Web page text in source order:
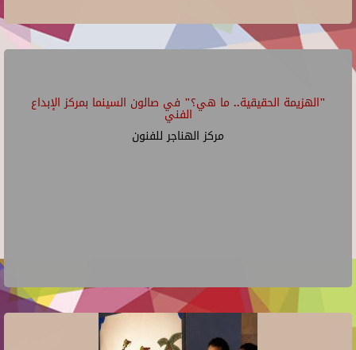
"الهزيمة الحقيقية.. ما هي؟" في صالون السينما بمركز الإبداع
الفني
مركز الهناجر للفنون